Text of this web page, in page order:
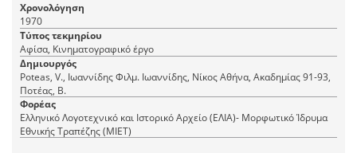
Χρονολόγηση
1970
Τύπος τεκμηρίου
Αφίσα, Κινηματογραφικό έργο
Δημιουργός
Poteas, V., Ιωαννίδης Φιλμ. Ιωαννίδης, Νίκος Αθήνα, Ακαδημίας 91-93,
Ποτέας, Β.
Φορέας
Ελληνικό Λογοτεχνικό και Ιστορικό Αρχείο (ΕΛΙΑ)- Μορφωτικό Ίδρυμα
Εθνικής Τραπέζης (ΜΙΕΤ)